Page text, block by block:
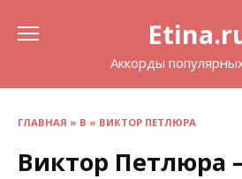
Аккорды
ГЛАВНАЯ » В » ВИКТОР ПЕТЛЮРА
Виктор Петлюра